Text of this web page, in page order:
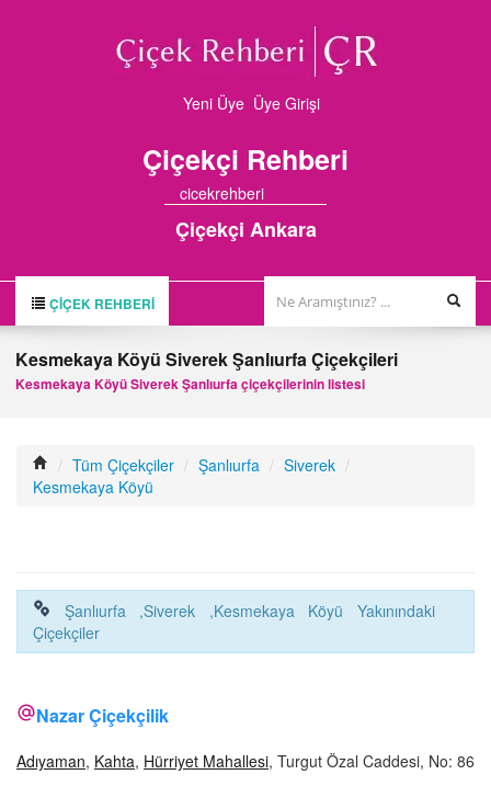
Yeni Üye Üye Girişi
Çiçekçi Rehberi
cicekrehberi
Çiçekçi Ankara
ÇIÇEK REHBERI
ÇİÇEKÇİLER
FİRMA BAŞVURUSU
Kesmekaya Köyü Siverek Şanlıurfa Çiçekçileri
Kesmekaya Köyü Siverek Şanlıurfa çiçekçilerinin listesi
/ Tüm Çiçekçiler / Şanlıurfa / Siverek /
Kesmekaya Köyü
Şanlıurfa ,Siverek ,Kesmekaya Köyü Yakınındaki
Çiçekçiler
Nazar Çiçekçilik
Adıyaman, Kahta, Hürriyet Mahallesi, Turgut Özal Caddesi, No: 86